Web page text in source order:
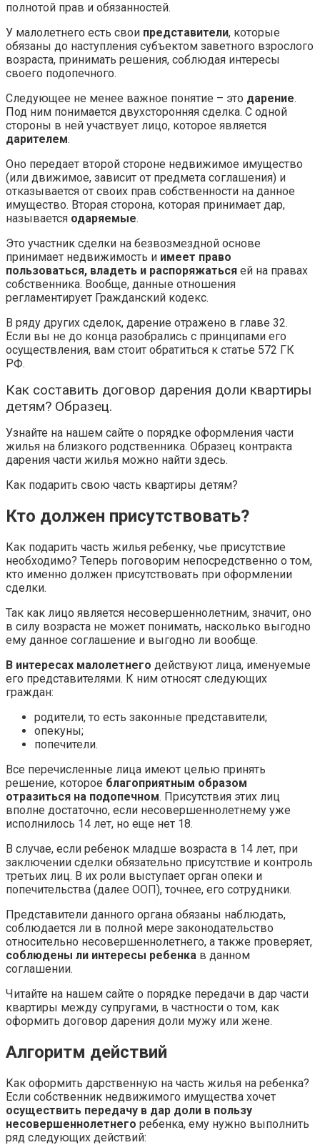
полнотой прав и обязанностей.
У малолетнего есть свои представители, которые
обязаны до наступления субъектом заветного взрослого
возраста, принимать решения, соблюдая интересы
своего подопечного.
Следующее не менее важное понятие – это дарение.
Под ним понимается двухсторонняя сделка. С одной
стороны в ней участвует лицо, которое является
дарителем.
Оно передает второй стороне недвижимое имущество
(или движимое, зависит от предмета соглашения) и
отказывается от своих прав собственности на данное
имущество. Вторая сторона, которая принимает дар,
называется одаряемые.
Это участник сделки на безвозмездной основе
принимает недвижимость и имеет право
пользоваться, владеть и распоряжаться ей на правах
собственника. Вообще, данные отношения
регламентирует Гражданский кодекс.
В ряду других сделок, дарение отражено в главе 32.
Если вы не до конца разобрались с принципами его
осуществления, вам стоит обратиться к статье 572 ГК
РФ.
Как составить договор дарения доли квартиры
детям? Образец.
Узнайте на нашем сайте о порядке оформления части
жилья на близкого родственника. Образец контракта
дарения части жилья можно найти здесь.
Как подарить свою часть квартиры детям?
Кто должен присутствовать?
Как подарить часть жилья ребенку, чье присутствие
необходимо? Теперь поговорим непосредственно о том,
кто именно должен присутствовать при оформлении
сделки.
Так как лицо является несовершеннолетним, значит, оно
в силу возраста не может понимать, насколько выгодно
ему данное соглашение и выгодно ли вообще.
В интересах малолетнего действуют лица, именуемые
его представителями. К ним относят следующих
граждан:
родители, то есть законные представители;
опекуны;
попечители.
Все перечисленные лица имеют целью принять
решение, которое благоприятным образом
отразиться на подопечном. Присутствия этих лиц
вполне достаточно, если несовершеннолетнему уже
исполнилось 14 лет, но еще нет 18.
В случае, если ребенок младше возраста в 14 лет, при
заключении сделки обязательно присутствие и контроль
третьих лиц. В их роли выступает орган опеки и
попечительства (далее ООП), точнее, его сотрудники.
Представители данного органа обязаны наблюдать,
соблюдается ли в полной мере законодательство
относительно несовершеннолетнего, а также проверяет,
соблюдены ли интересы ребенка в данном
соглашении.
Читайте на нашем сайте о порядке передачи в дар части
квартиры между супругами, в частности о том, как
оформить договор дарения доли мужу или жене.
Алгоритм действий
Как оформить дарственную на часть жилья на ребенка?
Если собственник недвижимого имущества хочет
осуществить передачу в дар доли в пользу
несовершеннолетнего ребенка, ему нужно выполнить
ряд следующих действий: